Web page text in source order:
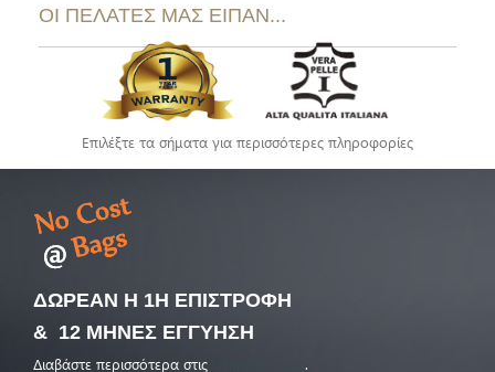
ΟΙ ΠΕΛΑΤΕΣ ΜΑΣ ΕΙΠΑΝ...
Επιλέξτε τα σήματα για περισσότερες πληροφορίες
ΔΩΡΕΑΝ Η 1Η ΕΠΙΣΤΡΟΦΗ
& 12 ΜΗΝΕΣ ΕΓΓΥΗΣΗ
Διαβάστε περισσότερα στις .